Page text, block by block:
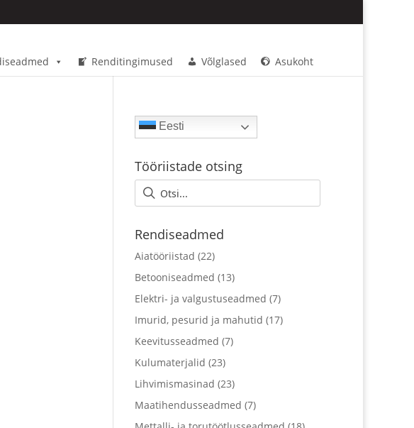
Renditingimused Võlglased Asukoht
Eesti
Tööriistade otsing
Rendiseadmed
Aiatööriistad (22)
Betooniseadmed (13)
Elektri- ja valgustuseadmed (7)
Imurid, pesurid ja mahutid (17)
Keevitusseadmed (7)
Kulumaterjalid (23)
Lihvimismasinad (23)
Maatihendusseadmed (7)